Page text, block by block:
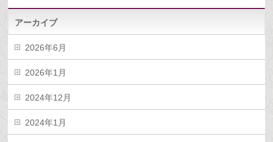
アーカイブ
2026年6月
2026年1月
2024年12月
2024年1月